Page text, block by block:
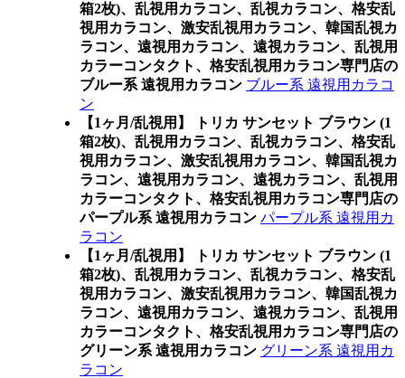
箱2枚)、乱視用カラコン、乱視カラコン、格安乱
視用カラコン、激安乱視用カラコン、韓国乱視カ
ラコン、遠視用カラコン、遠視カラコン、乱視用
カラーコンタクト、格安乱視用カラコン専門店の
ブルー系 遠視用カラコン ブルー系 遠視用カラコ
ン
【1ヶ月/乱視用】 トリカ サンセット ブラウン (1
箱2枚)、乱視用カラコン、乱視カラコン、格安乱
視用カラコン、激安乱視用カラコン、韓国乱視カ
ラコン、遠視用カラコン、遠視カラコン、乱視用
カラーコンタクト、格安乱視用カラコン専門店の
パープル系 遠視用カラコン パープル系 遠視用カ
ラコン
【1ヶ月/乱視用】 トリカ サンセット ブラウン (1
箱2枚)、乱視用カラコン、乱視カラコン、格安乱
視用カラコン、激安乱視用カラコン、韓国乱視カ
ラコン、遠視用カラコン、遠視カラコン、乱視用
カラーコンタクト、格安乱視用カラコン専門店の
グリーン系 遠視用カラコン グリーン系 遠視用カ
ラコン